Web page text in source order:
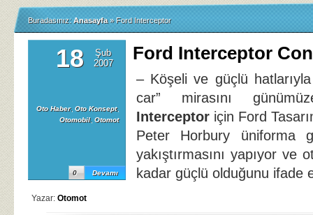
Buradasınız: Anasayfa » Ford Interceptor
18
Şub
2007
Oto Haber, Oto Konsept,
Otomobil, Otomot
Devamı
0
Ford Interceptor
– Köşeli ve güçlü hatlarıyla
car” mirasını
Interceptor için Ford
Peter Horbury üniforma
yakıştırmasını yapıyor ve
kadar güçlü olduğunu ifade
Yazar: Otomot